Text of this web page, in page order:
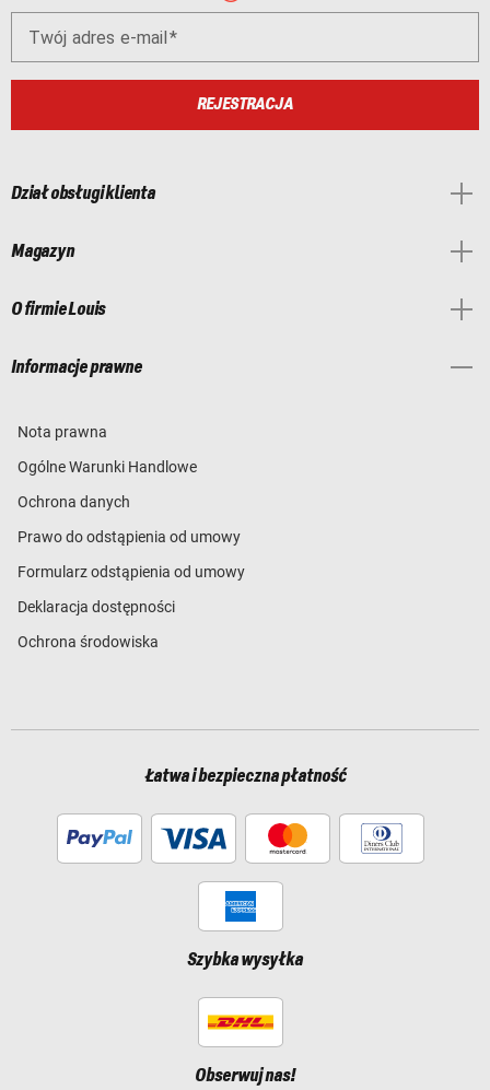
Twój adres e-mail
REJESTRACJA
Dział obsługi klienta
Magazyn
O firmie Louis
Informacje prawne
Nota prawna
Ogólne Warunki Handlowe
Ochrona danych
Prawo do odstąpienia od umowy
Formularz odstąpienia od umowy
Deklaracja dostępności
Ochrona środowiska
Łatwa i bezpieczna płatność
Szybka wysyłka
Obserwuj nas!